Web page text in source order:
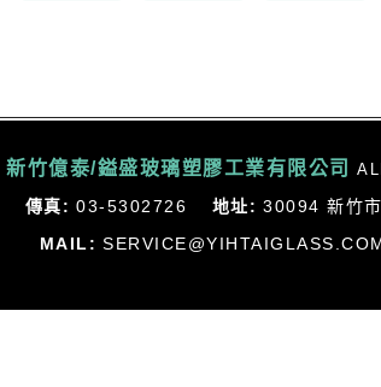
新竹億泰/鎰盛玻璃塑膠工業有限公司
傳真: 03-5302726 地址: 30094 新竹
MAIL: